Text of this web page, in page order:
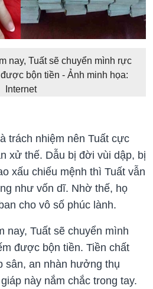
nay, Tuất sẽ chuyển mình rực
bộn tiền - Ảnh minh họa:
Internet
trách nhiệm nên Tuất cực
xử thế. Dẫu bị đời vùi dập, bị
xấu chiếu mệnh thì Tuất vẫn
như vốn dĩ. Nhờ thế, họ
cho vô số phúc lành.
nay, Tuất sẽ chuyển mình
được bộn tiền. Tiền chất
sân, an nhàn hưởng thụ
này nắm chắc trong tay.